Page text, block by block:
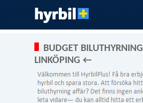
BUDGET BILUTHYRNING
LINKÖPING ←